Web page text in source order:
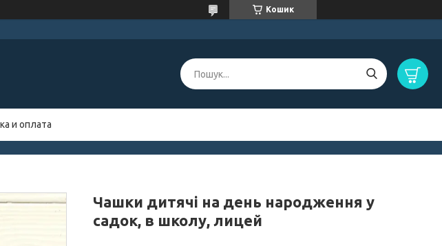
Кошик
и оплата
Чашки дитячі на день народження у
садок, в школу, лицей